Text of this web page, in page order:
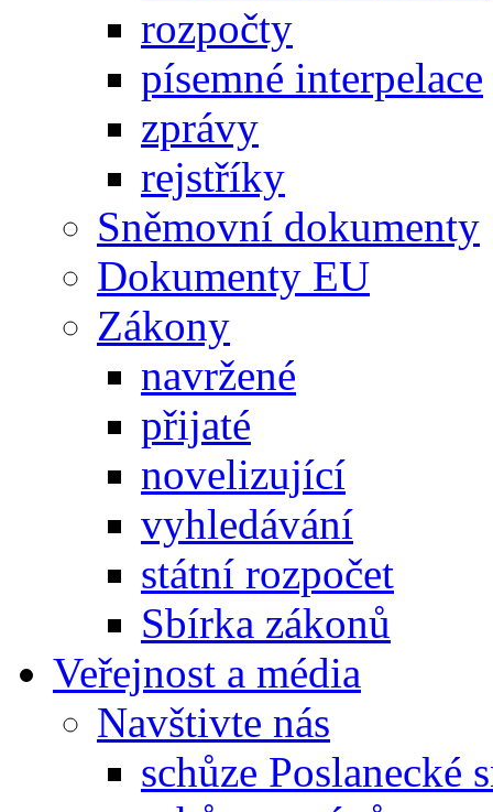
rozpočty
písemné interpelace
zprávy
rejstříky
Sněmovní dokumenty
Dokumenty EU
Zákony
navržené
přijaté
novelizující
vyhledávání
státní rozpočet
Sbírka zákonů
Veřejnost a média
Navštivte nás
schůze Poslanecké